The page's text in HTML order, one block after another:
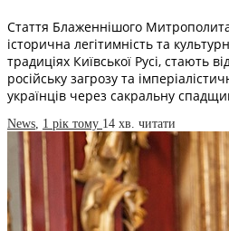
Стаття Блаженнішого
історична легітимність та
традиціях Київської Русі, стають
російську загрозу та
українців через сакральну
News 1 рік тому 14 хв. читати